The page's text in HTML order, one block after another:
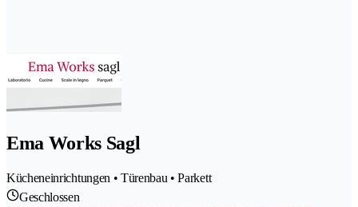
Ema Works Sagl
Kücheneinrichtungen • Türenbau • Parkett
Geschlossen